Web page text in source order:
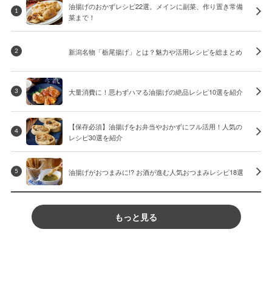
1
油揚げのおかずレシピ22選。メインに副菜、作り置き常備
菜まで！
2 新潟名物「栃尾揚げ」とは？魅力や活用レシピを総まとめ
3 大量消費に！思わずハマる油揚げの絶品レシピ10選を紹介
4
【保存必須】油揚げをお弁当やおかずにフル活用！人気の
レシピ30選を紹介
5 油揚げがおつまみに!? お酒が進む人気おつまみレシピ18選
もっと見る